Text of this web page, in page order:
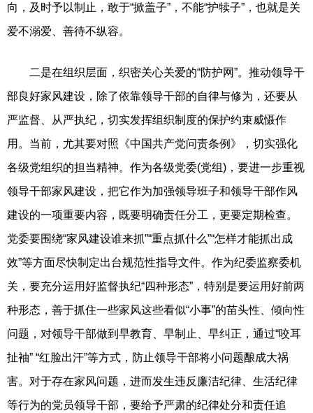
向，及时予以制止，敢于“掀盖子”，不能“护犊子”，也就是关
爱不溺爱、善待不纵容。
二是在组织层面，织密关心关爱的“防护网”。推动领导干
部良好家风建设，除了依靠领导干部的自律与修为，还要从
严监督、从严执纪，切实发挥组织制度的保护约束威慑作
用。当前，尤其要对照《中国共产党问责条例》，切实强化
各级党组织的担当精神。作为各级党委(党组)，要进一步重视
领导干部家风建设，把它作为加强领导班子和领导干部作风
建设的一项重要内容，既要明确责任分工，更要定期检查。
党委要围绕“家风建设谁来抓”“重点抓什么”“怎样才能抓出成
效”等方面尽快制定出台规范性指导文件。作为纪委监察委机
关，要充分运用好监督执纪“四种形态”，特别是要运用好前两
种形态，善于抓住一些家风这些看似“小事”的苗头性、倾向性
问题，对领导干部做到早教育、早制止、早纠正，通过“咬耳
扯袖” “红脸出汗”等方式，防止领导干部将小问题酿成大祸
害。对于存在家风问题，进而发生违反廉洁纪律、生活纪律
等行为的党员领导干部，要给予严肃的纪律处分和责任追